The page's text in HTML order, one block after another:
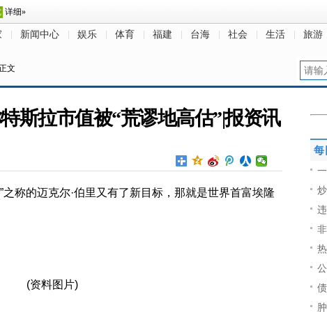
新闻中心 娱乐 体育 福建 台海 社会 生活 旅游
文
斯拉市值被“荒谬地高估”|报资讯
之称的迈克尔·伯里又有了新目标，那就是世界首富埃隆
(资料图片)
每